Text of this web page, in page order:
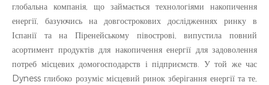
глобальна компанія, що займається технологіями накопичення
енергії, базуючись на довгострокових дослідженнях ринку в
Іспанії та на Піренейському півострові, випустила повний
асортимент продуктів для накопичення енергії для задоволення
потреб місцевих домогосподарств і підприємств. У той же час
Dyness глибоко розуміє місцевий ринок зберігання енергії та те,